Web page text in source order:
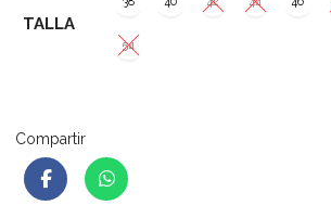
TALLA
54
Compartir